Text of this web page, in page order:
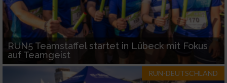
RUN5 Teamstaffel startet in Lübeck mit Fokus
auf Teamgeist
RUN-DEUTSCHLAND